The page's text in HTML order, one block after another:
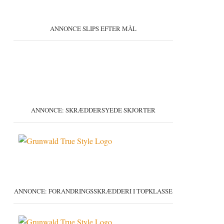
ANNONCE SLIPS EFTER MÅL
ANNONCE: SKRÆDDERSYEDE SKJORTER
ANNONCE: FORANDRINGSSKRÆDDERI I TOPKLASSE